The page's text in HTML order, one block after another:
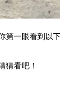
第一眼看到以
猜看吧！